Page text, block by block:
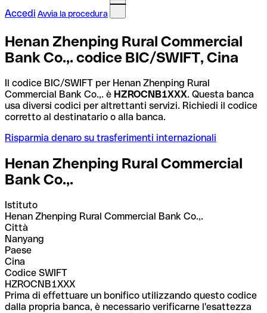
Accedi Avvia la procedura
Henan Zhenping Rural Commercial
Bank Co.,. codice BIC/SWIFT, Cina
Il codice BIC/SWIFT per Henan Zhenping Rural
Commercial Bank Co.,. è HZROCNB1XXX. Questa banca
usa diversi codici per altrettanti servizi. Richiedi il codice
corretto al destinatario o alla banca.
Risparmia denaro su trasferimenti internazionali
Henan Zhenping Rural Commercial
Bank Co.,.
Istituto
Henan Zhenping Rural Commercial Bank Co.,.
Città
Nanyang
Paese
Cina
Codice SWIFT
HZROCNB1XXX
Prima di effettuare un bonifico utilizzando questo codice
dalla propria banca, è necessario verificarne l'esattezza